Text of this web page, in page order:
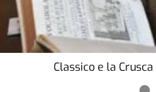
Classico e la